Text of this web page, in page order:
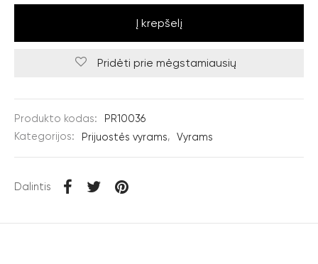
Į krepšelį
Pridėti prie mėgstamiausių
Produkto kodas:
PR10036
Kategorijos:
Prijuostės vyrams, Vyrams
Dalintis